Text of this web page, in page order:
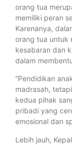
orang tua
memiliki peran
Karenanya,
orang tua untuk
kesabaran dan
dalam
“Pendidikan
madrasah,
kedua pihak
pribadi yang
emosional dan
Lebih jauh,